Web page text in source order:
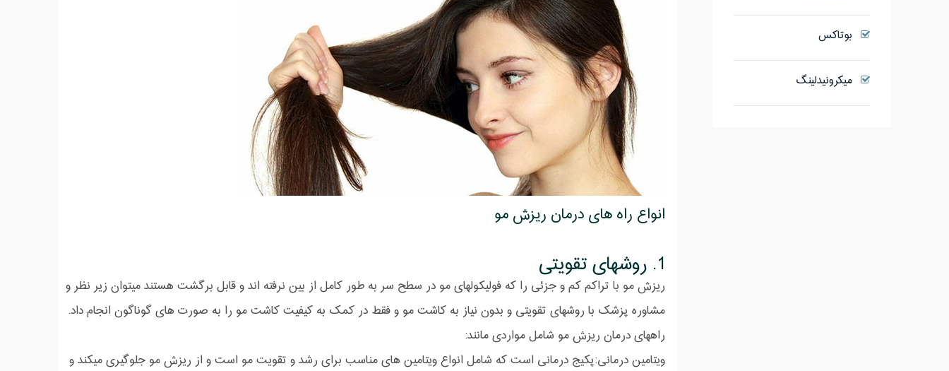
انواع راه های درمان ریزش مو
1. روشهای تقویتی
ریزش مو با تراکم کم و جزئی را که فولیکولهای مو در سطح سر به طور کامل از بین نرفته اند و قابل برگشت هستند میتوان زیر نظر و
مشاوره پزشک با روشهای تقویتی و بدون نیاز به کاشت مو و فقط در کمک به کیفیت کاشت مو را به صورت های گوناگون انجام داد.
راههای درمان ریزش مو شامل مواردی مانند:
ویتامین درمانی:پکیج درمانی است که شامل انواع ویتامین های مناسب برای رشد و تقویت مو است و از ریزش مو جلوگیری میکند و
بوتاکس
میکرونیدلینگ